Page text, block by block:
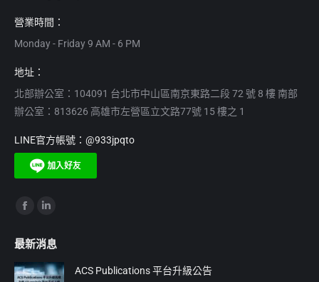
營業時間：
Monday - Friday 9 AM - 6 PM
地址：
北部辦公室：104091 台北市中山區南京東路二段 72 號 8 樓 南部
辦公室：813626 高雄市左營區立文路77號 15 樓之 1
LINE官方帳號：@933jpqto
Find us on:
opens
in
opens
in
最新消息
ACS Publications 平台升級公告